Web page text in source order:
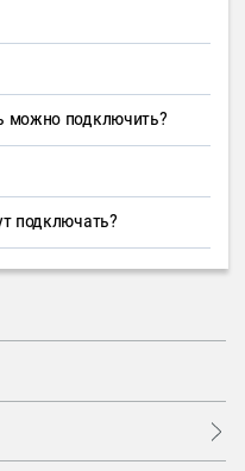
можно подключить?
подключать?